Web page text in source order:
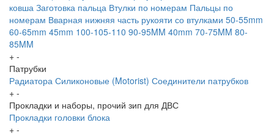
ковша Заготовка пальца Втулки по номерам Пальцы по
номерам Вварная нижняя часть рукояти со втулками 50-55mm
60-65mm 45mm 100-105-110 90-95MM 40mm 70-75MM 80-
85MM
+ -
Патрубки
Радиатора Силиконовые (Motorist) Соединители патрубков
+ -
Прокладки и наборы, прочий зип для ДВС
Прокладки головки блока
+ -